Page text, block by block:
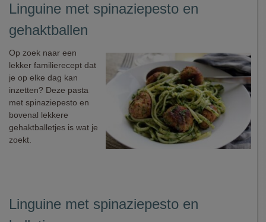
Linguine met spinaziepesto en
gehaktballen
Op zoek naar een
lekker familierecept dat
je op elke dag kan
inzetten? Deze pasta
met spinaziepesto en
bovenal lekkere
gehaktballetjes is wat je
zoekt.
Linguine met spinaziepesto en